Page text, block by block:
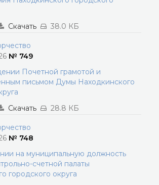
Скачать 38.0 КБ
№ 749
Почетной грамотой и
письмом Думы Находкинского
Скачать 28.8 КБ
№ 748
на муниципальную должность
счетной палаты
городского округа